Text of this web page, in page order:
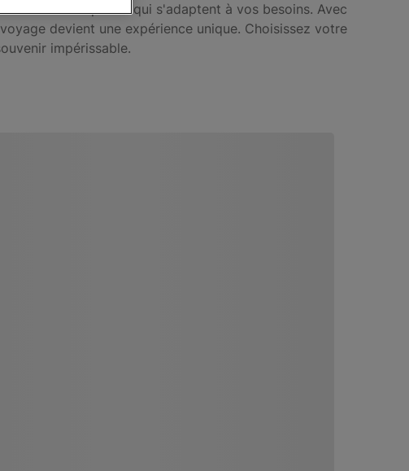
variété d'options qui s'adaptent à vos besoins. Avec
devient une expérience unique. Choisissez votre
impérissable.